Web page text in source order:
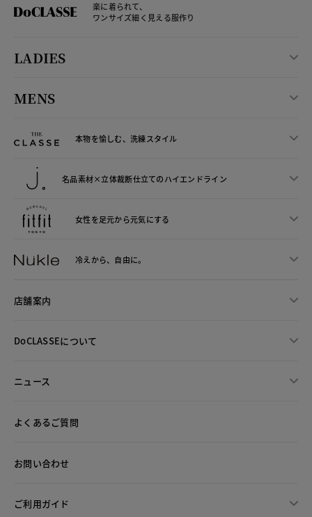
楽に着られて、
ワンサイズ細く見える服作り
LADIES
MENS
本物を愉しむ、洗練スタイル
名品素材×立体裁断仕立てのハイエンドライン
女性を足元から元気にする
冷えから、 自由に。
店舗案内
DoCLASSEについて
ニュース
よくあるご質問
お問い合わせ
ご利用ガイド